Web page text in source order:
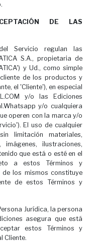
DE LAS
Servicio regulan las
S.A., propietaria de
y Ud., como simple
de los productos y
el 'Cliente'), en especial
y/o las Ediciones
y/o cualquiera
operen con la marca y/o
El uso de cualquier
limitación materiales,
ilustraciones,
que está o esté en el
a estos Términos y
los mismos constituye
de estos Términos y
Jurídica, la persona
asegura que está
estos Términos y
Cliente.